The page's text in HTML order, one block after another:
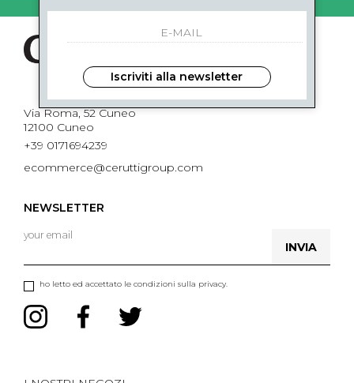
Via Roma, 52 Cuneo
12100 Cuneo
+39 0171694239
ecommerce@ceruttigroup.com
NEWSLETTER
ho letto ed accettato le condizioni sulla privacy.
INVIA
Iscriviti alla newsletter